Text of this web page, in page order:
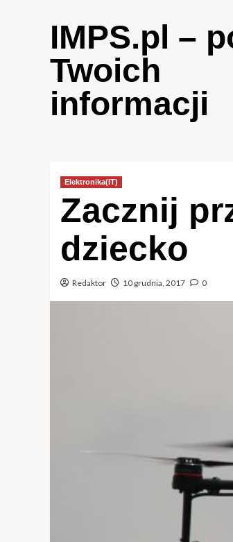
IMPS.pl –
Twoich
informacji
Elektronika(IT)
Zacznij
dziecko
Redaktor 10 grudnia, 2017 0